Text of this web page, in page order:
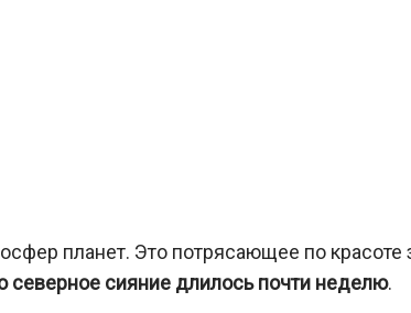
планет. Это потрясающее по
северное сияние длилось почти неделю.